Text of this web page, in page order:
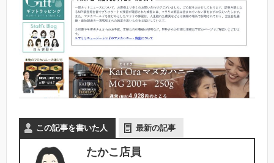
この記事を書いた人 最新の記事
たかこ店員